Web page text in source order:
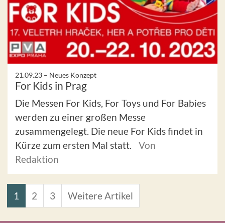
21.09.23 – Neues Konzept
For Kids in Prag
Die Messen For Kids, For Toys und For Babies
werden zu einer großen Messe
zusammengelegt. Die neue For Kids findet in
Kürze zum ersten Mal statt.
Von
Redaktion
1 2 3 Weitere Artikel